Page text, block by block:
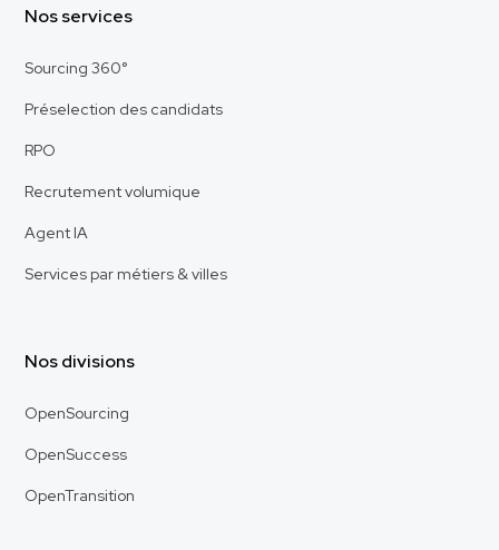
Nos services
Sourcing 360°
Préselection des candidats
RPO
Recrutement volumique
Agent IA
Services par métiers & villes
Nos divisions
OpenSourcing
OpenSuccess
OpenTransition